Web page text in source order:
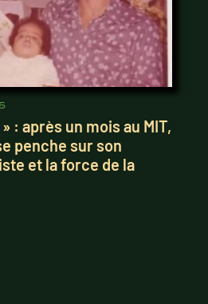
: après un mois au MIT,
penche sur son
et la force de la